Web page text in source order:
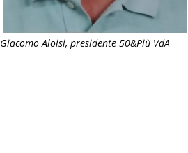
Giacomo Aloisi, presidente 50&Più VdA